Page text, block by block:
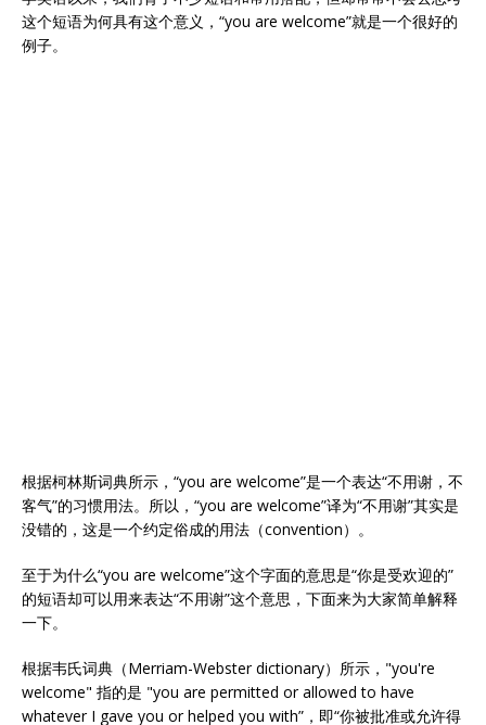
这个短语为何具有这个意义，“you are welcome”就是一个很好的
例子。
根据柯林斯词典所示，“you are welcome”是一个表达“不用谢，不
客气”的习惯用法。所以，“you are welcome”译为“不用谢”其实是
没错的，这是一个约定俗成的用法（convention）。
至于为什么“you are welcome”这个字面的意思是“你是受欢迎的”
的短语却可以用来表达“不用谢”这个意思，下面来为大家简单解释
一下。
根据韦氏词典（Merriam-Webster dictionary）所示，"you're
welcome" 指的是 "you are permitted or allowed to have
whatever I gave you or helped you with”，即“你被批准或允许得